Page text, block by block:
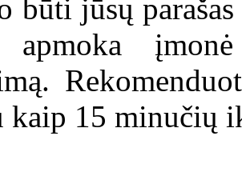
būti jūsų
apmoka
kaip 15 minučių